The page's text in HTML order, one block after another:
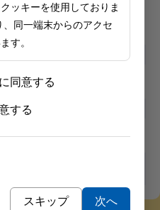
知りたい
くりについて知
ッキーを使用しておりま
同一端末からのアクセ
す。
同意する
する
スキップ 次へ